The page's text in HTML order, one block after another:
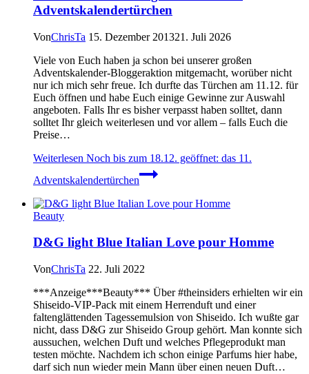
Adventskalendertürchen
VonChrisTa 15. Dezember 201321. Juli 2026
Viele von Euch haben ja schon bei unserer großen
Adventskalender-Bloggeraktion mitgemacht, worüber nicht
nur ich mich sehr freue. Ich durfte das Türchen am 11.12. für
Euch öffnen und habe Euch einige Gewinne zur Auswahl
angeboten. Falls Ihr es bisher verpasst haben solltet, dann
solltet Ihr gleich weiterlesen und vor allem – falls Euch die
Preise…
Weiterlesen Noch bis zum 18.12. geöffnet: das 11.
Adventskalendertürchen
Beauty
D&G light Blue Italian Love pour Homme
VonChrisTa 22. Juli 2022
***Anzeige***Beauty*** Über #theinsiders erhielten wir ein
Shiseido-VIP-Pack mit einem Herrenduft und einer
faltenglättenden Tagessemulsion von Shiseido. Ich wußte gar
nicht, dass D&G zur Shiseido Group gehört. Man konnte sich
aussuchen, welchen Duft und welches Pflegeprodukt man
testen möchte. Nachdem ich schon einige Parfums hier habe,
darf sich nun wieder mein Mann über einen neuen Duft…